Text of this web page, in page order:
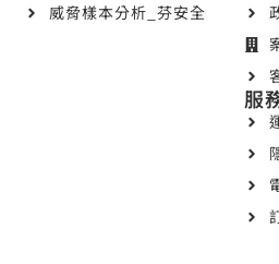
威脅樣本分析_芬安全
服